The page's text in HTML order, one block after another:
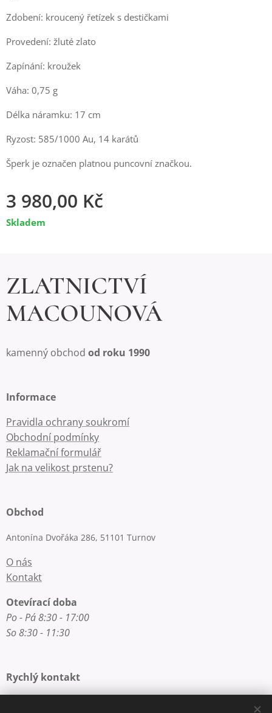
Zdobení: kroucený řetízek s destičkami
Provedení: žluté zlato
Zapínání: kroužek
Váha: 0,75 g
Délka náramku: 17 cm
Ryzost: 585/1000 Au, 14 karátů
Šperk je označen platnou puncovní značkou.
3 980,00 Kč
Skladem
ZLATNICTVÍ
MACOUNOVÁ
kamenný obchod od roku 1990
Informace
Pravidla ochrany soukromí
Obchodní podmínky
Reklamační formulář
Jak na velikost prstenu?
Obchod
Antonína Dvořáka 286, 51101 Turnov
O nás
Kontakt
Otevírací doba
Po - Pá 8:30 - 17:00
So 8:30 - 11:30
Rychlý kontakt